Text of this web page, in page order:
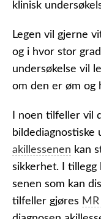
klinisk
Legen vil gjerne
og i hvor stor
undersøkelse vil
om den er øm og
I noen tilfeller vil
bildediagnostiske
akillessenen kan
sikkerhet. I tillegg
senen som kan
tilfeller gjøres